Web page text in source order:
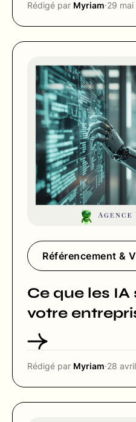
Rédigé par Myriam·29 mai
Référencement &
Ce que les
votre
Rédigé par Myriam·28